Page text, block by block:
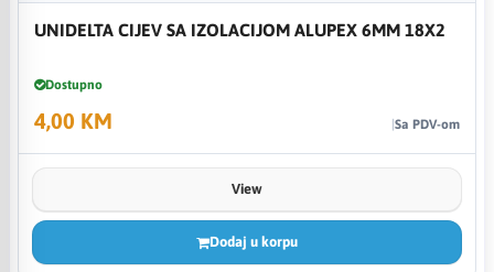
UNIDELTA CIJEV SA IZOLACIJOM ALUPEX 6MM 18X2
Dostupno
4,00 KM Sa PDV-om
View
Dodaj u korpu